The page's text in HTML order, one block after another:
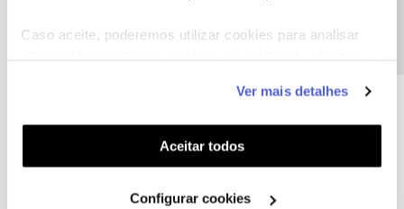
Caso aceite, poderemos utilizar cookies para analisar
funcionalidades (cookies de personalização e
funcionalidade) e adaptar anúncios aos seus interesses
(cookies de publicidade personalizada). Pode gerir a
utilização dos cookies clicando em "Configurar
Ver mais detalhes
Aceitar todos
Configurar cookies
A poupança que COMBINA